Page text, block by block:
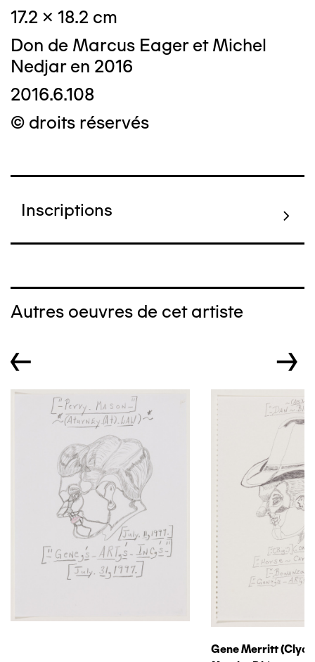
17.2 x 18.2 cm
Don de Marcus Eager et Michel
Nedjar en 2016
2016.6.108
© droits réservés
Inscriptions
Autres oeuvres de cet artiste
← →
Gene Merritt